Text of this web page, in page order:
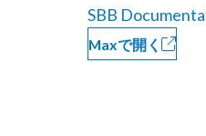
SBB
Maxで開く